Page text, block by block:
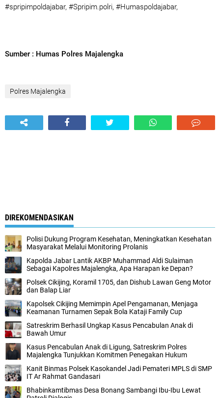
#spripimpoldajabar, #Spripim.polri, #Humaspoldajabar,
Sumber : Humas Polres Majalengka
Polres Majalengka
DIREKOMENDASIKAN
Polisi Dukung Program Kesehatan, Meningkatkan Kesehatan
Masyarakat Melalui Monitoring Prolanis
Kapolda Jabar Lantik AKBP Muhammad Aldi Sulaiman
Sebagai Kapolres Majalengka, Apa Harapan ke Depan?
Polsek Cikijing, Koramil 1705, dan Dishub Lawan Geng Motor
dan Balap Liar
Kapolsek Cikijing Memimpin Apel Pengamanan, Menjaga
Keamanan Turnamen Sepak Bola Kataji Family Cup
Satreskrim Berhasil Ungkap Kasus Pencabulan Anak di
Bawah Umur
Kasus Pencabulan Anak di Ligung, Satreskrim Polres
Majalengka Tunjukkan Komitmen Penegakan Hukum
Kanit Binmas Polsek Kasokandel Jadi Pemateri MPLS di SMP
IT Ar Rahmat Gandasari
Bhabinkamtibmas Desa Bonang Sambangi Ibu-Ibu Lewat